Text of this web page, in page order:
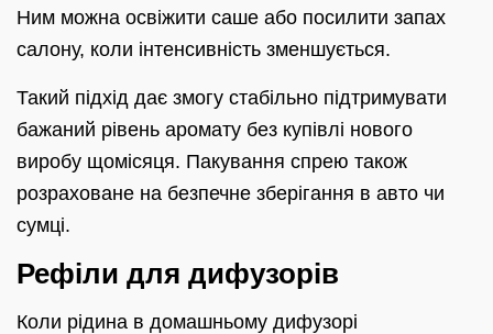
Ним можна освіжити саше або посилити запах
салону, коли інтенсивність зменшується.
Такий підхід дає змогу стабільно підтримувати
бажаний рівень аромату без купівлі нового
виробу щомісяця. Пакування спрею також
розраховане на безпечне зберігання в авто чи
сумці.
Рефіли для дифузорів
Коли рідина в домашньому дифузорі